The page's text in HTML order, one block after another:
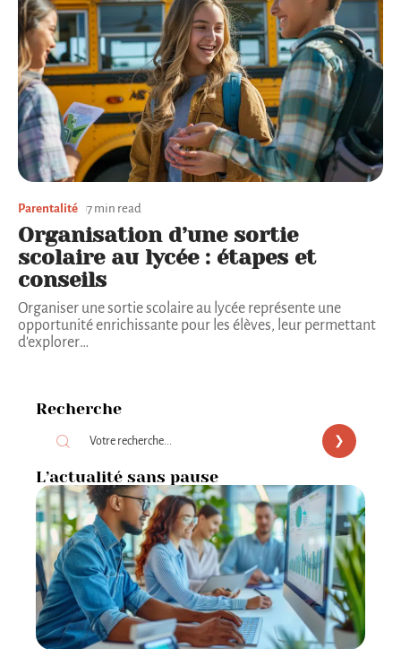
Parentalité 7 min read
Organisation d’une sortie
scolaire au lycée : étapes et
conseils
Organiser une sortie scolaire au lycée représente une
opportunité enrichissante pour les élèves, leur permettant
d'explorer…
Recherche
L’actualité sans pause